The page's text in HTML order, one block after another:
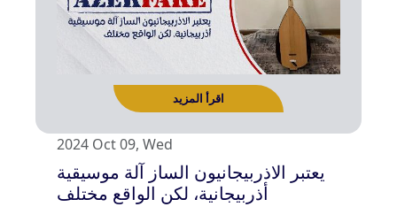
اقرأ المزيد
2024 Oct 09, Wed
يعتبر الاذربيجانيون الساز آلة موسيقية
أذربيجانية، لكن الواقع مختلف